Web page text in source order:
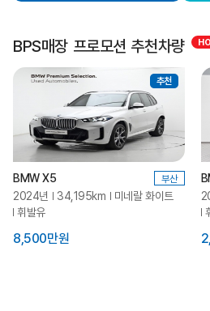
BPS매장 프로모션 추천차량
추천
BMW X5 부산
2024년 34,195km
미네랄 화이트
휘발유
8,500만원